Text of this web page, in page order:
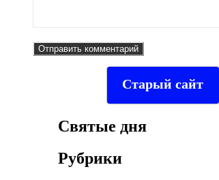
Старый сайт
Святые дня
Рубрики